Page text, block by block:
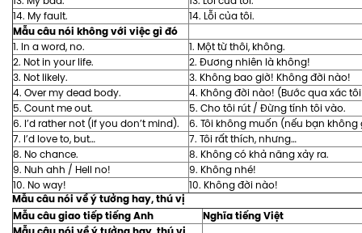
14. My fault.
14. Lỗi của tôi.
Mẫu câu nói không với việc gì đó
1. In a word, no.
1. Một từ thôi, không.
2. Not in your life.
2. Đương nhiên là không!
3. Not likely.
3. Không bao giờ! Không đời nào!
4. Over my dead body.
4. Không đời nào! (Bước qua xác
5. Count me out.
5. Cho tôi rút / Đừng tính tôi vào.
6. I’d rather not (if you don’t mind).
6. Tôi không muốn (nếu bạn không
7. I’d love to, but…
7. Tôi rất thích, nhưng…
8. No chance.
8. Không có khả năng xảy ra.
9. Nuh ahh / Hell no!
9. Không nhé!
10. No way!
10. Không đời nào!
Mẫu câu nói về ý tưởng hay, thú vị
Mẫu câu giao tiếp tiếng Anh
Nghĩa tiếng Việt